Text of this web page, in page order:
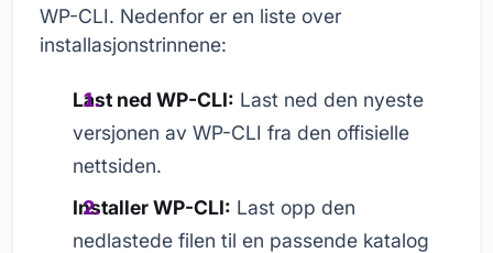
WP-CLI. Nedenfor er en liste over
installasjonstrinnene:
Last ned WP-CLI: Last ned den nyeste
versjonen av WP-CLI fra den offisielle
nettsiden.
Installer WP-CLI: Last opp den
nedlastede filen til en passende katalog